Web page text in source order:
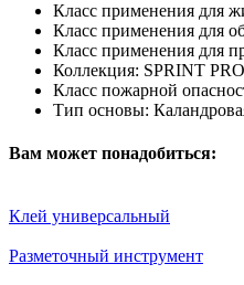
Класс применения для
Класс применения для
Класс применения для
Коллекция: SPRINT PRO
Класс пожарной
Тип основы:
Вам может понадобиться:
Клей универсальный
Разметочный инструмент